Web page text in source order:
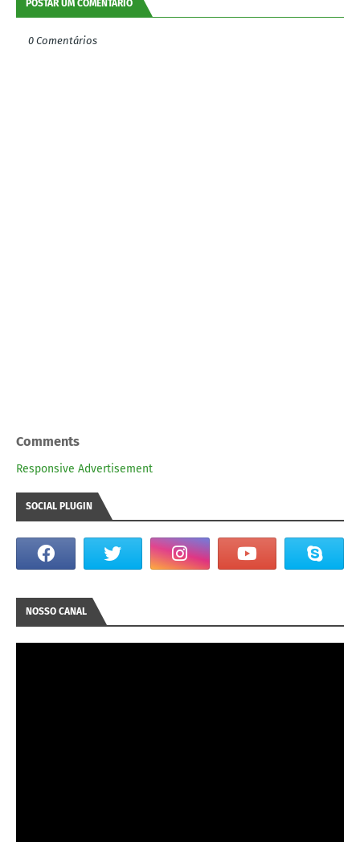
POSTAR UM COMENTÁRIO
0 Comentários
Comments
Responsive Advertisement
SOCIAL PLUGIN
NOSSO CANAL